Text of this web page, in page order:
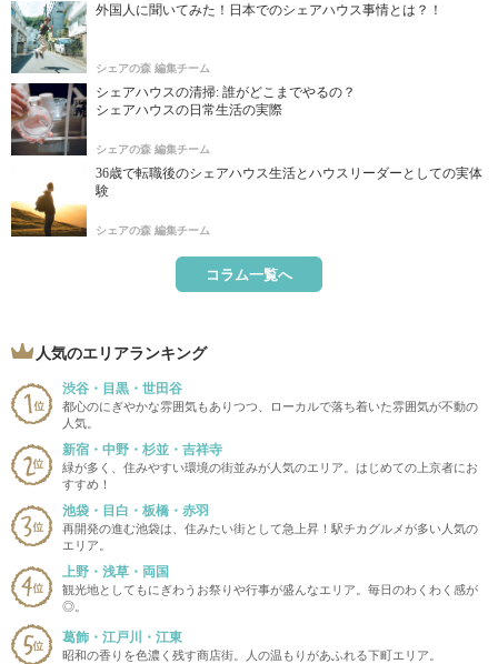
外国人に聞いてみた！日本でのシェアハウス事情とは？！
シェアの森 編集チーム
シェアハウスの清掃: 誰がどこまでやるの？
シェアハウスの日常生活の実際
シェアの森 編集チーム
36歳で転職後のシェアハウス生活とハウスリーダーとしての実体
験
シェアの森 編集チーム
コラム一覧へ
人気のエリアランキング
渋谷・目黒・世田谷
都心のにぎやかな雰囲気もありつつ、ローカルで落ち着いた雰囲気が不動の
人気。
新宿・中野・杉並・吉祥寺
緑が多く、住みやすい環境の街並みが人気のエリア。はじめての上京者にお
すすめ！
池袋・目白・板橋・赤羽
再開発の進む池袋は、住みたい街として急上昇！駅チカグルメが多い人気の
エリア。
上野・浅草・両国
観光地としてもにぎわうお祭りや行事が盛んなエリア。毎日のわくわく感が
◎。
葛飾・江戸川・江東
昭和の香りを色濃く残す商店街。人の温もりがあふれる下町エリア。